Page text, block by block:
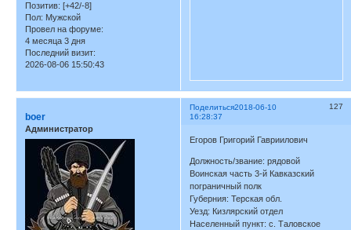
Позитив: [+42/-8]
Пол: Мужской
Провел на форуме:
4 месяца 3 дня
Последний визит:
2026-08-06 15:50:43
Поделиться 127
2018-06-10
16:28:37
boer
Администратор
Егоров Григорий Гавриилович
Должность/звание: рядовой
Воинская часть 3-й Кавказский
пограничный полк
Губерния: Терская обл.
Уезд: Кизлярский отдел
Населенный пункт: с. Таловское